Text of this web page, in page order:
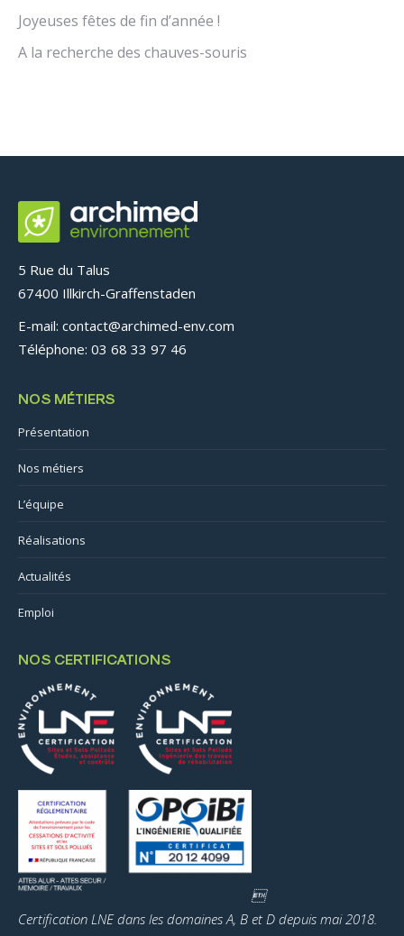
Joyeuses fêtes de fin d’année !
A la recherche des chauves-souris
5 Rue du Talus
67400 Illkirch-Graffenstaden
E-mail: contact@archimed-env.com
Téléphone: 03 68 33 97 46
NOS MÉTIERS
Présentation
Nos métiers
L’équipe
Réalisations
Actualités
Emploi
NOS CERTIFICATIONS

Certification LNE dans les domaines A, B et D depuis mai 2018.